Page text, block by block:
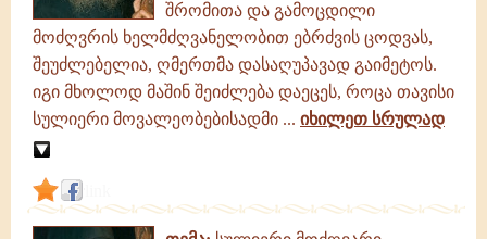
შრომითა და გამოცდილი
მოძღვრის ხელმძღვანელობით ებრძვის ცოდვას,
შეუძლებელია, ღმერთმა დასაღუპავად გაიმეტოს.
იგი მხოლოდ მაშინ შეიძლება დაეცეს, როცა თავისი
სულიერი მოვალეობებისადმი ... იხილეთ სრულად